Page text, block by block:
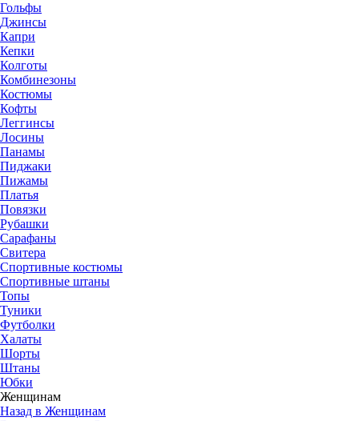
Гольфы
Джинсы
Капри
Кепки
Колготы
Комбинезоны
Костюмы
Кофты
Леггинсы
Лосины
Панамы
Пиджаки
Пижамы
Платья
Повязки
Рубашки
Сарафаны
Свитера
Спортивные костюмы
Спортивные штаны
Топы
Туники
Футболки
Халаты
Шорты
Штаны
Юбки
Женщинам
Назад в Женщинам